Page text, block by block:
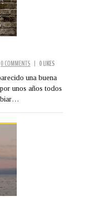
0 COMMENTS | 0 LIKES
una buena
unos años todos